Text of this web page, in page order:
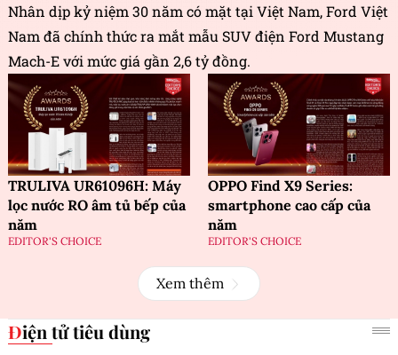
Nhân dịp kỷ niệm 30 năm có mặt tại Việt Nam, Ford Việt
Nam đã chính thức ra mắt mẫu SUV điện Ford Mustang
Mach-E với mức giá gần 2,6 tỷ đồng.
TRULIVA UR61096H: Máy
lọc nước RO âm tủ bếp của
năm
EDITOR'S CHOICE
OPPO Find X9 Series:
smartphone cao cấp của
năm
EDITOR'S CHOICE
Xem thêm
Điện tử tiêu dùng